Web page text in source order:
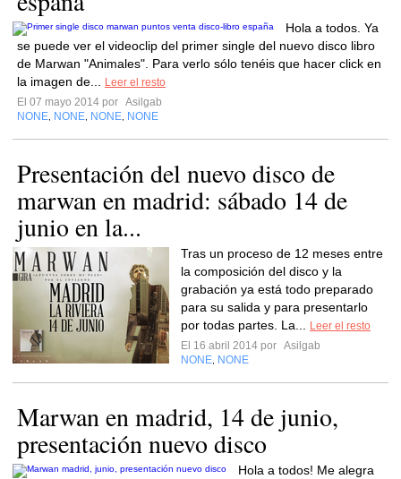
Hola a todos. Ya
se puede ver el videoclip del primer single del nuevo disco libro
de Marwan "Animales". Para verlo sólo tenéis que hacer click en
la imagen de...
Leer el resto
El 07 mayo 2014 por Asilgab
NONE NONE NONE NONE
Presentación del nuevo disco de
marwan en madrid: sábado 14 de
junio en la...
Tras un proceso de 12 meses entre
la composición del disco y la
grabación ya está todo preparado
para su salida y para presentarlo
por todas partes. La...
Leer el resto
El 16 abril 2014 por Asilgab
NONE NONE
Marwan en madrid, 14 de junio,
Hola a todos! Me alegra